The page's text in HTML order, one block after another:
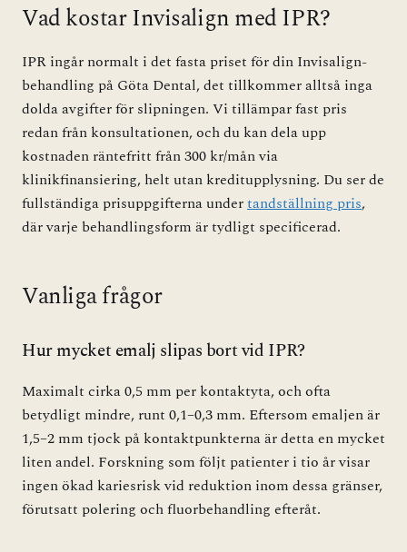
Vad kostar Invisalign med IPR?
IPR ingår normalt i det fasta priset för din Invisalign-
behandling på Göta Dental, det tillkommer alltså inga
dolda avgifter för slipningen. Vi tillämpar fast pris
redan från konsultationen, och du kan dela upp
kostnaden räntefritt från 300 kr/mån via
klinikfinansiering, helt utan kreditupplysning. Du ser de
fullständiga prisuppgifterna undertandställning pris,
där varje behandlingsform är tydligt specificerad.
Vanliga frågor
Hur mycket emalj slipas bort vid IPR?
Maximalt cirka 0,5 mm per kontaktyta, och ofta
betydligt mindre, runt 0,1–0,3 mm. Eftersom emaljen är
1,5–2 mm tjock på kontaktpunkterna är detta en mycket
liten andel. Forskning som följt patienter i tio år visar
ingen ökad kariesrisk vid reduktion inom dessa gränser,
förutsatt polering och fluorbehandling efteråt.